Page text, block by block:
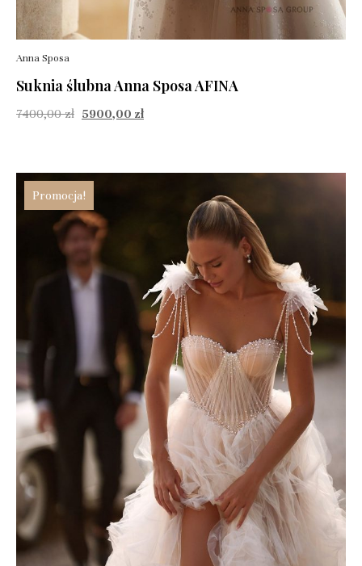
Anna Sposa
Suknia ślubna Anna Sposa AFINA
7400,00zł 5900,00 zł
Promocja!